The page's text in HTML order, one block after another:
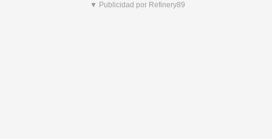
▼ Publicidad por Refinery89